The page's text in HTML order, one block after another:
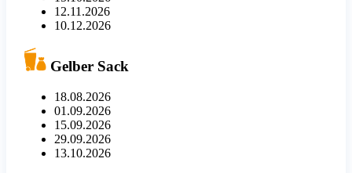
12.11.2026
10.12.2026
Gelber Sack
18.08.2026
01.09.2026
15.09.2026
29.09.2026
13.10.2026